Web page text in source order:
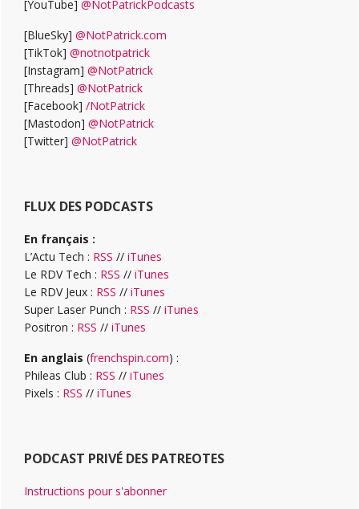
[YouTube] @NotPatrickPodcasts
[BlueSky] @NotPatrick.com
[TikTok] @notnotpatrick
[Instagram] @NotPatrick
[Threads] @NotPatrick
[Facebook] /NotPatrick
[Mastodon] @NotPatrick
[Twitter] @NotPatrick
FLUX DES PODCASTS
En français :
L’Actu Tech : RSS // iTunes
Le RDV Tech : RSS // iTunes
Le RDV Jeux : RSS // iTunes
Super Laser Punch : RSS // iTunes
Positron : RSS // iTunes
En anglais (frenchspin.com) :
Phileas Club : RSS // iTunes
Pixels : RSS // iTunes
PODCAST PRIVÉ DES PATREOTES
Instructions pour s'abonner